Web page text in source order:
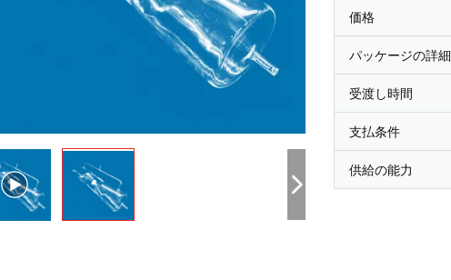
価格
パッケージの詳細
受渡し時間
支払条件
供給の能力